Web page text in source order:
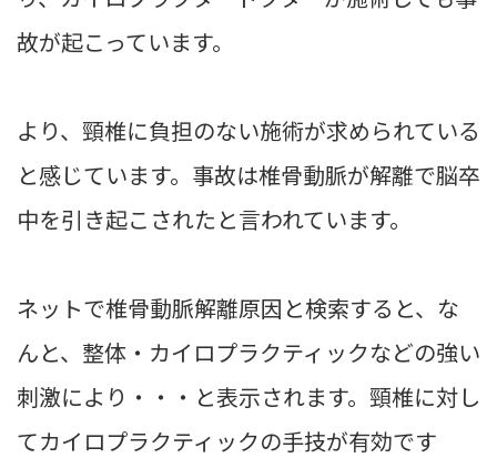
故が起こっています。
より、頸椎に負担のない施術が求められている
と感じています。事故は椎骨動脈が解離で脳卒
中を引き起こされたと言われています。
ネットで椎骨動脈解離原因と検索すると、な
んと、整体・カイロプラクティックなどの強い
刺激により・・・と表示されます。頸椎に対し
てカイロプラクティックの手技が有効です